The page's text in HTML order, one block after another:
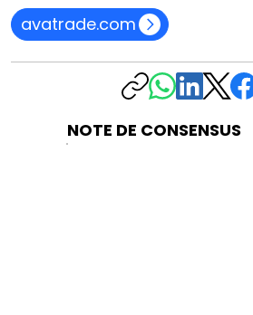
avatrade.com
NOTE DE CONSENSUS